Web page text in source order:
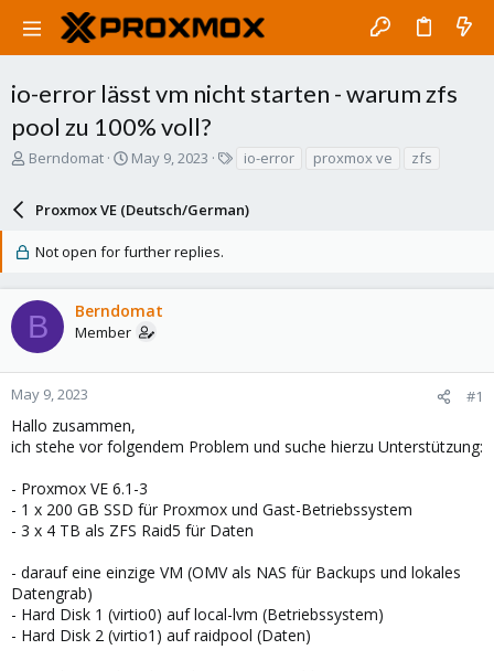
io-error lässt vm nicht starten - warum zfs
pool zu 100% voll?
T
d
t
a
r
t
e
r
Berndomat
S
r
d
t
e
May 9, 2023
s
io-error proxmox ve zfs
Proxmox VE (Deutsch/German)
Not open for further replies.
B Berndomat
Member
May 9, 2023 #1
Hallo zusammen,
ich stehe vor folgendem Problem und suche hierzu Unterstützung:
- Proxmox VE 6.1-3
- 1 x 200 GB SSD für Proxmox und Gast-Betriebssystem
- 3 x 4 TB als ZFS Raid5 für Daten
- darauf eine einzige VM (OMV als NAS für Backups und lokales
Datengrab)
- Hard Disk 1 (virtio0) auf local-lvm (Betriebssystem)
- Hard Disk 2 (virtio1) auf raidpool (Daten)